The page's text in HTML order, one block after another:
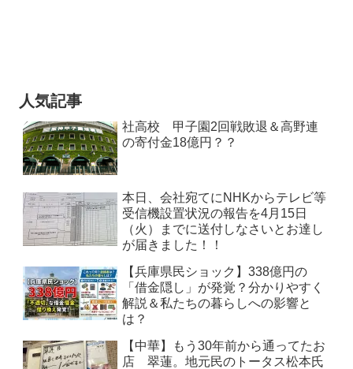
人気記事
社高校 甲子園2回戦敗退＆高野連
の寄付金18億円？？
本日、会社宛てにNHKからテレビ等
受信機設置状況の報告を4月15日
（火）までに送付しなさいとお達し
が届きました！！
【兵庫県民ショック】338億円の
「借金隠し」が発覚？分かりやすく
解説＆私たちの暮らしへの影響と
は？
【中華】もう30年前から通ってたお
店 翠蓮。地元民のトータス松本氏